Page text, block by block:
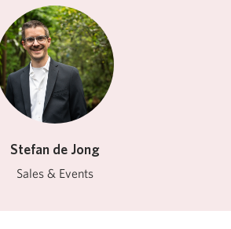
Stefan de Jong
Sales & Events